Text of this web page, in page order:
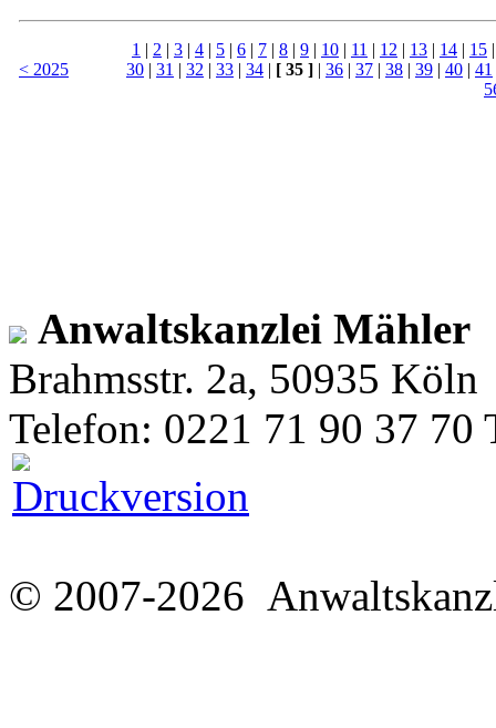
< 2025
1 | 2 | 3 | 4 | 5 | 6 | 7 | 8 | 9 | 10 | 11 | 12 | 13 | 14 | 15
30 | 31 | 32 | 33 | 34 | [ 35 ] | 36 | 37 | 38 | 39 | 40 | 41
Anwaltskanzlei Mähler
Brahmsstr. 2a, 50935 Köln
Telefon: 0221 71 90 37 70
© 2007-2026